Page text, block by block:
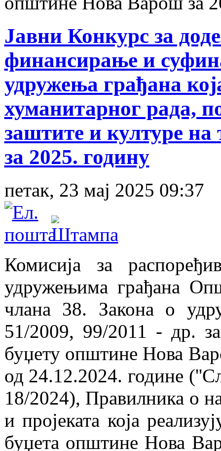
Јавни Конкурс за
финансирање и
удружења грађана
хуманитарног рада,
заштите и културе
за 2025. годину
петак, 23 мај 2025 09:37
Комисија за
удружењима грађана
члана 38. Закона о
51/2009, 99/2011 - др.
буџету општине Нова
од 24.12.2024. године
18/2024), Правилника о
и пројеката која
буџета општине Нова